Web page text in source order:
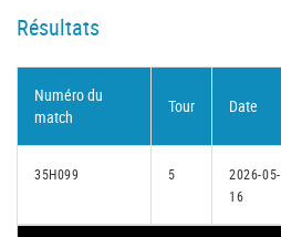
Résultats
Numéro du
match
Tour Date
35H099 5
2026-05-
16